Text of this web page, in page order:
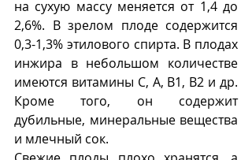
на сухую массу меняется от 1,4 до
2,6%. В зрелом плоде содержится
0,3-1,3% этилового спирта. В плодах
инжира в небольшом количестве
имеются витамины С, А, В1, В2 и др.
Кроме того, он содержит
дубильные, минеральные вещества
и млечный сок.